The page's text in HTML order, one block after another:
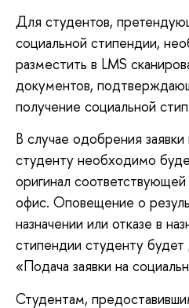
Для студентов,
социальной стипендии,
разместить в LMS
документов,
получение социальной
В случае одобрения
студенту необходимо
оригинал
офис. Оповещение о
назначении или отказе в
стипендии студенту
«Подача заявки на
Студентам,